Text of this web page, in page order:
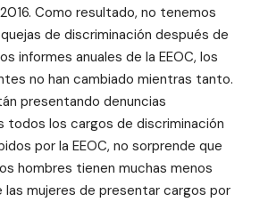
Como resultado, no tenemos
de discriminación después de
informes anuales de la EEOC, los
no han cambiado mientras tanto.
presentando denuncias
todos los cargos de discriminación
por la EEOC, no sorprende que
hombres tienen muchas menos
las mujeres de presentar cargos por